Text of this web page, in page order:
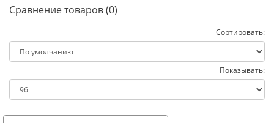
Сравнение товаров (0)
Сортировать:
Показывать: